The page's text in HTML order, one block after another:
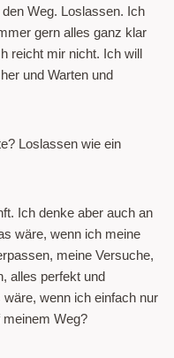
Weg. Loslassen. Ich
gern alles ganz klar
reicht mir nicht. Ich will
und Warten und
Loslassen wie ein
Ich denke aber auch an
wäre, wenn ich meine
meine Versuche,
alles perfekt und
wenn ich einfach nur
Weg?